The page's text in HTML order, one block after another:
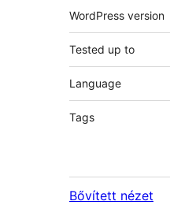
WordPress version
Tested up to
Language
Tags
Bővített nézet